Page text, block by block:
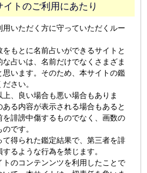
トのご利用にあたり
いただく方に守っていただくルー
をもとに名前占いができるサイトと
占いは、名前だけでなくさまざま
います。そのため、本サイトの鑑
さい。
、良い場合も悪い場合もありま
る内容が表示される場合もあると
誹謗中傷するものでなく、画数の
です。
て得られた鑑定結果で、第三者を誹
るような行為を禁じます。
のコンテンンツを利用したことで